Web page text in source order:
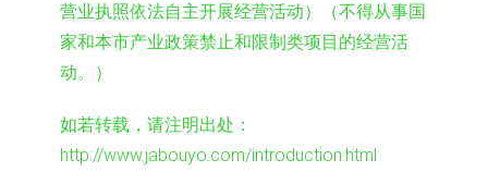
营业执照依法自主开展经营活动）（不得从事国
家和本市产业政策禁止和限制类项目的经营活
动。）
如若转载，请注明出处：
http://www.jabouyo.com/introduction.html